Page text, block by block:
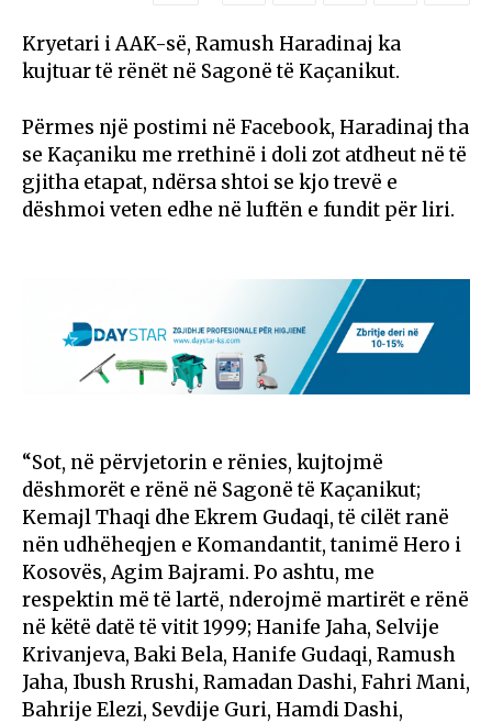
Kryetari i AAK-së, Ramush Haradinaj ka
kujtuar të rënët në Sagonë të Kaçanikut.
Përmes një postimi në Facebook, Haradinaj tha
se Kaçaniku me rrethinë i doli zot atdheut në të
gjitha etapat, ndërsa shtoi se kjo trevë e
dëshmoi veten edhe në luftën e fundit për liri.
“Sot, në përvjetorin e rënies, kujtojmë
dëshmorët e rënë në Sagonë të Kaçanikut;
Kemajl Thaqi dhe Ekrem Gudaqi, të cilët ranë
nën udhëheqjen e Komandantit, tanimë Hero i
Kosovës, Agim Bajrami. Po ashtu, me
respektin më të lartë, nderojmë martirët e rënë
në këtë datë të vitit 1999; Hanife Jaha, Selvije
Krivanjeva, Baki Bela, Hanife Gudaqi, Ramush
Jaha, Ibush Rrushi, Ramadan Dashi, Fahri Mani,
Bahrije Elezi, Sevdije Guri, Hamdi Dashi,